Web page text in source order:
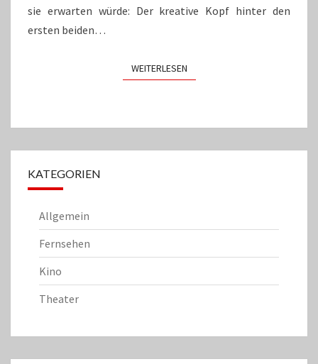
sie erwarten würde: Der kreative Kopf hinter den
ersten beiden…
WEITERLESENWEITERLESEN
KATEGORIEN
Allgemein
Fernsehen
Kino
Theater